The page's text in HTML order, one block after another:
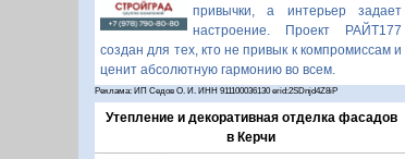
привычки, а интерьер задает
настроение. Проект РАЙТ177
создан для тех, кто не привык к компромиссам и
ценит абсолютную гармонию во всем.
Реклама: ИП Седов О. И. ИНН 911100036130 erid:2SDnjd4Z8iP
Утепление и декоративная отделка фасадов
в Керчи